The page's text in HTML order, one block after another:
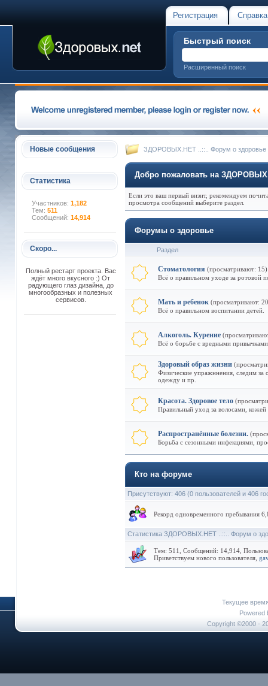
Регистрация Справка
Быстрый поиск
Расширенный поиск
Новые сообщения
Статистика
Участников: 1,182
Тем: 511
Сообщений: 14,914
Скоро...
Полный рестарт проекта. Вас
ждёт много вкусного :) От
радующего глаз дизайна, до
многообразных и полезных
сервисов.
ЗДОРОВЫХ.НЕТ ..::.. Форум о здоровье
Добро пожаловать на
Если это ваш первый визит, рекомендуем
просмотра сообщений выберите раздел.
Форумы о здоровье
Раздел
Стоматология (просматривают: 15)
Всё о правильном уходе за ротовой
Мать и ребенок (просматривают:
Всё о правильном воспитании детей.
Алкоголь. Курение
Всё о борьбе с вредными
Здоровый образ жизни
Физические упражннения, следим за
одежду и пр.
Красота. Здоровое тело
Правильный уход за волосами, кожей
Распространённые болезни.
Борьба с сезонными инфекциями,
Кто на форуме
Присутствуют: 406 (0 пользователей и 406
Рекорд одновременного пребывания
Статистика ЗДОРОВЫХ.НЕТ ..::.. Форум о
Тем: 511, Сообщений: 14,914,
Приветствуем нового пользователя,
Текущее
Powered
Copyright ©2000 -